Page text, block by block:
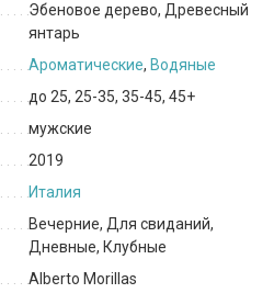
Эбеновое дерево, Древесный
янтарь
Ароматические, Водяные
до 25, 25-35, 35-45, 45+
мужские
2019
Италия
Вечерние, Для свиданий,
Дневные, Клубные
Alberto Morillas